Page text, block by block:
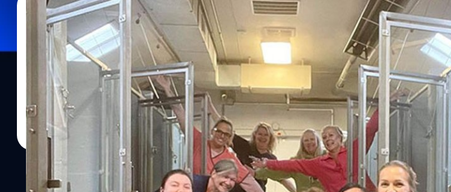
27/12/2023
สุชยา เกษจำรัส| 954 days ago
Read More
ปาฏิหาริย์วันคริสต์มาส! หมาจรในศูนย์พักพิง 598 ตัว มีคนใจดีรับไปเลี้ยงหมด
จนศูนย์ว่างเปล่าครั้งแรกในรอบ 47 ปี
นับว่าเป็นปาฏิหาริย์ดี ๆ ในวันคริสต์มาส เมื่อหมาทุกตัวในสถานสงเคราะห์สัตว์ มีคนมาขอรับไปเลี้ยงจนหมด
เจ้าหน้าที่ต่างก็ปีติยินดีที่เห็นคอกหมาโล่งว่างหมด